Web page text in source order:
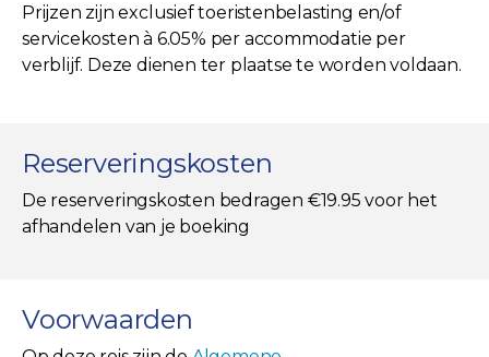
Prijzen zijn exclusief toeristenbelasting en/of
servicekosten à 6.05% per accommodatie per
verblijf. Deze dienen ter plaatse te worden voldaan.
Reserveringskosten
De reserveringskosten bedragen €19.95 voor het
afhandelen van je boeking
Voorwaarden